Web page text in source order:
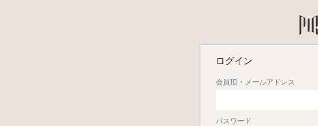
ログイン
会員ID・メールアドレス
パスワード